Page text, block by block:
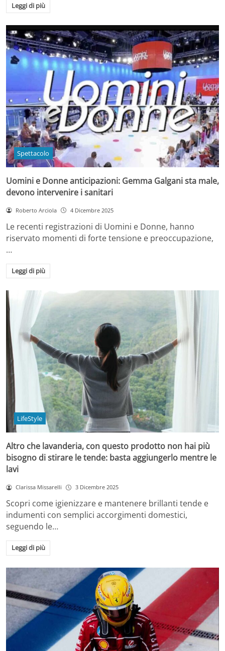
Leggi di più
Spettacolo
Uomini e Donne anticipazioni: Gemma Galgani sta male,
devono intervenire i sanitari
Roberto Arciola 4 Dicembre 2025
Le recenti registrazioni di Uomini e Donne, hanno
riservato momenti di forte tensione e preoccupazione,
…
Leggi di più
LifeStyle
Altro che lavanderia, con questo prodotto non hai più
bisogno di stirare le tende: basta aggiungerlo mentre le
lavi
Clarissa Missarelli 3 Dicembre 2025
Scopri come igienizzare e mantenere brillanti tende e
indumenti con semplici accorgimenti domestici,
seguendo le…
Leggi di più